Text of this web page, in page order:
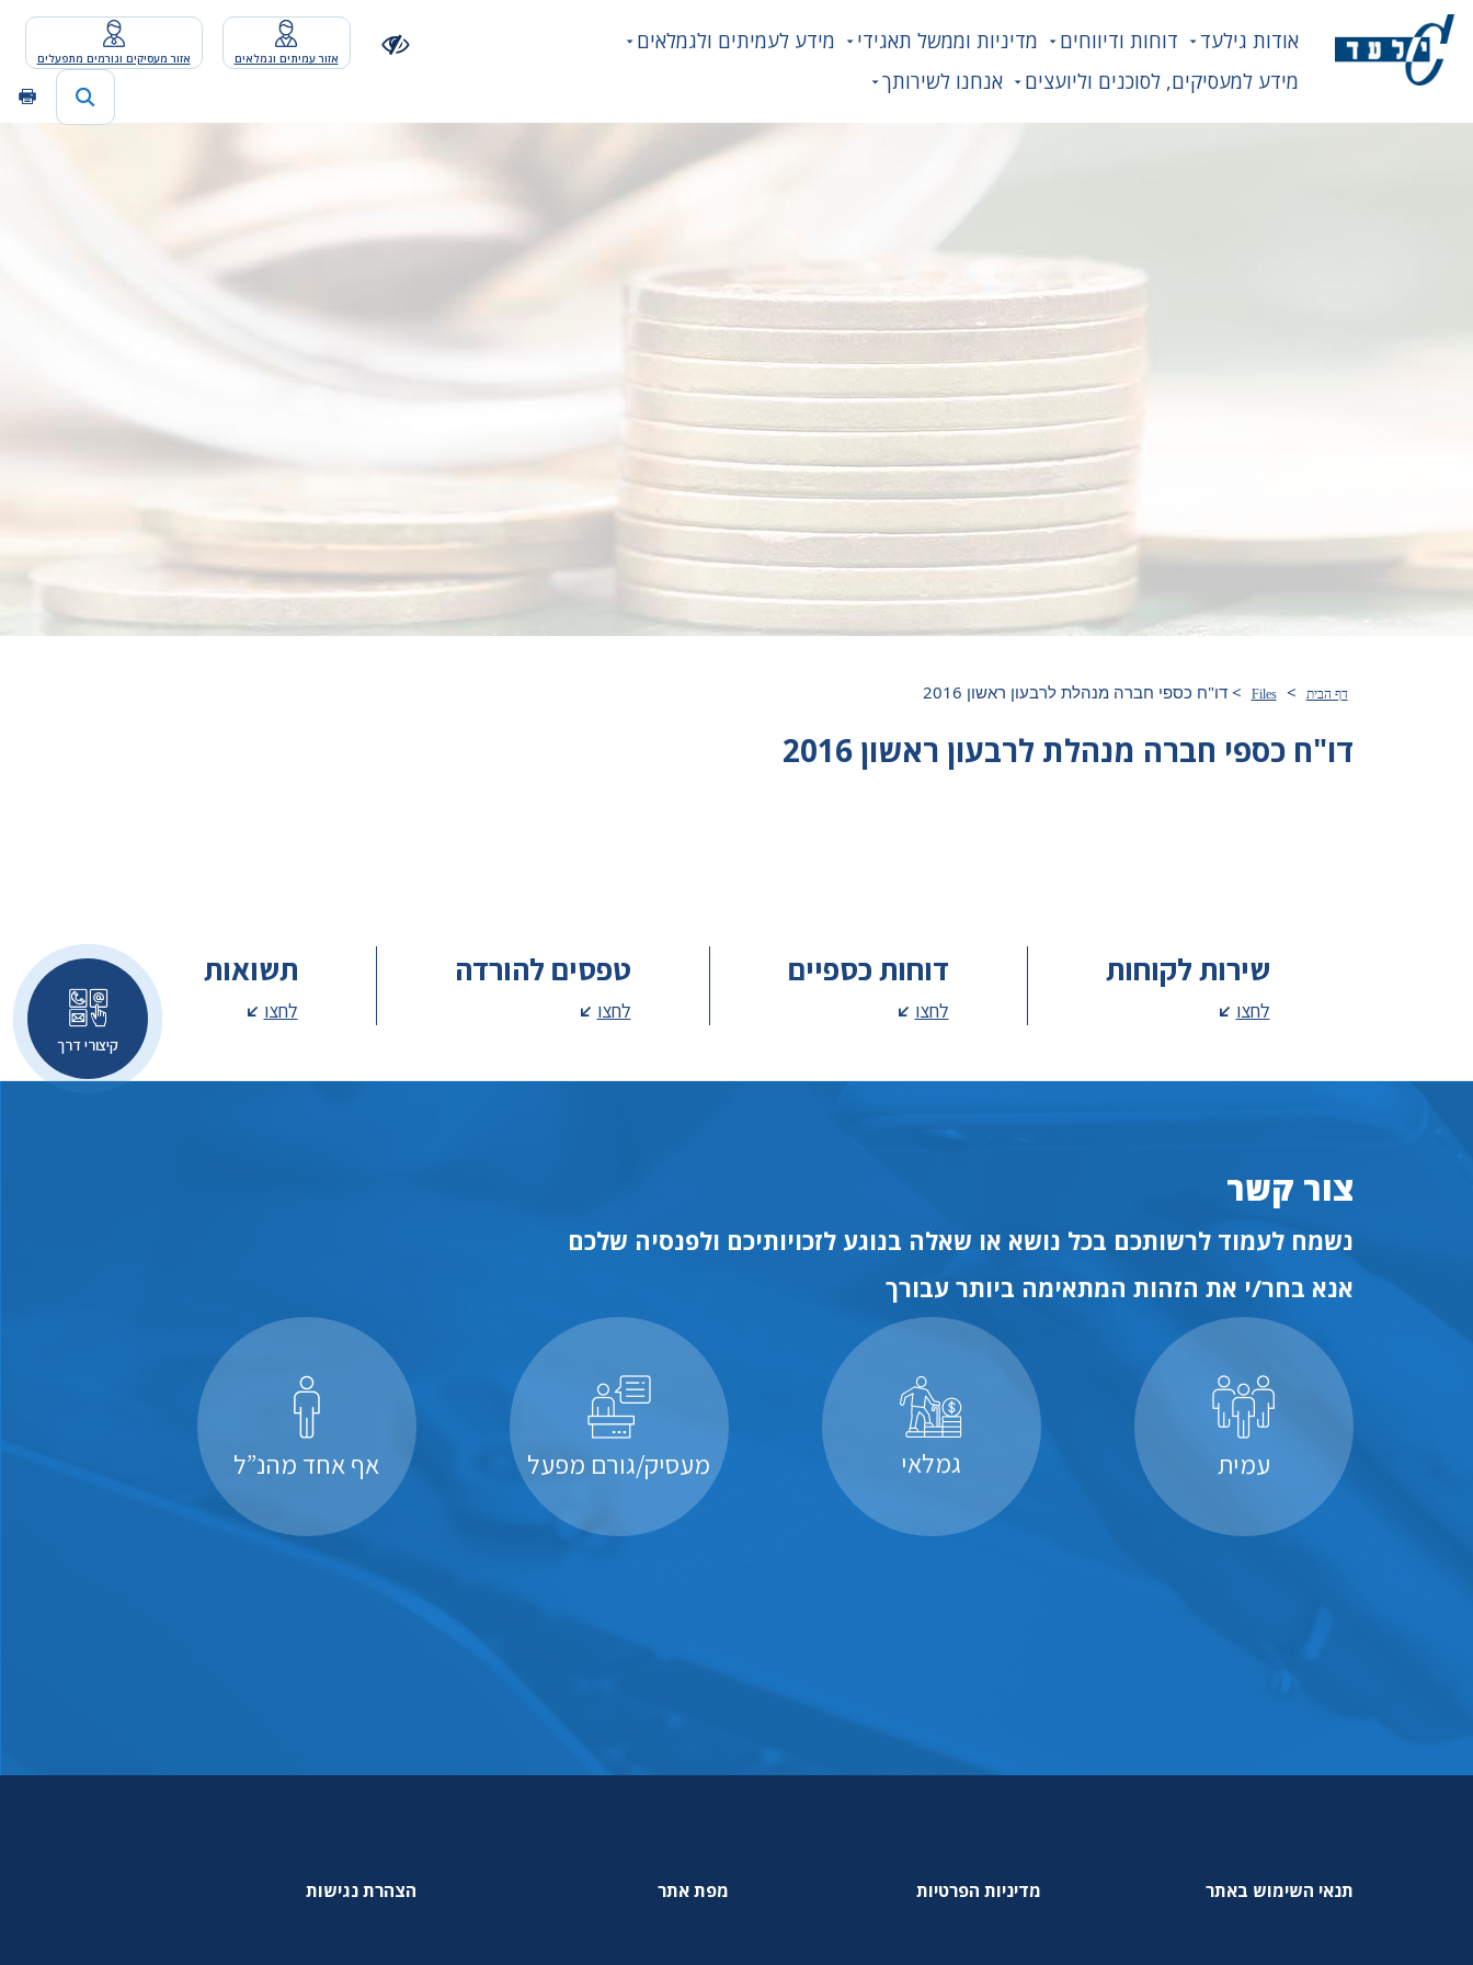
אודות גילעד דוחות ודיווחים מדיניות וממשל תאגידי
מידע לעמיתים ולגמלאים
מידע למעסיקים, לסוכנים וליועצים
אנחנו לשירותך
אזור עמיתים וגמלאים אזור מעסיקים וגורמים מתפעלים
קיצורי דרך
דף הבית >
Files
>דו"ח כספי חברה מנהלת לרבעון ראשון 2016
דו"ח כספי חברה מנהלת לרבעון ראשון 2016
שירות לקוחות
לחצו
דוחות כספיים
לחצו
טפסים להורדה
לחצו
תשואות
לחצו
צור קשר
נשמח לעמוד לרשותכם בכל נושא או שאלה בנוגע לזכויותיכם ולפנסיה שלכם
אנא בחר/י את הזהות המתאימה ביותר עבורך
עמית גמלאי מעסיק/גורם מפעל אף אחד מהנ”ל
תנאי השימוש באתר מדיניות הפרטיות מפת אתר הצהרת נגישות